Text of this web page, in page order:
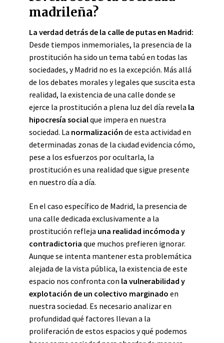
madrileña?
La verdad detrás de la calle de putas en Madrid:
Desde tiempos inmemoriales, la presencia de la
prostitución ha sido un tema tabú en todas las
sociedades, y Madrid no es la excepción. Más allá
de los debates morales y legales que suscita esta
realidad, la existencia de una calle donde se
ejerce la prostitución a plena luz del día revela la
hipocresía socialque impera en nuestra
sociedad. La normalización de esta actividad en
determinadas zonas de la ciudad evidencia cómo,
pese a los esfuerzos por ocultarla, la
prostitución es una realidad que sigue presente
en nuestro día a día.
En el caso específico de Madrid, la presencia de
una calle dedicada exclusivamente a la
prostitución refleja una realidad incómoda y
contradictoria que muchos prefieren ignorar.
Aunque se intenta mantener esta problemática
alejada de la vista pública, la existencia de este
espacio nos confronta con la vulnerabilidad y
explotación de un colectivo marginado en
nuestra sociedad. Es necesario analizar en
profundidad qué factores llevan a la
proliferación de estos espacios y qué podemos